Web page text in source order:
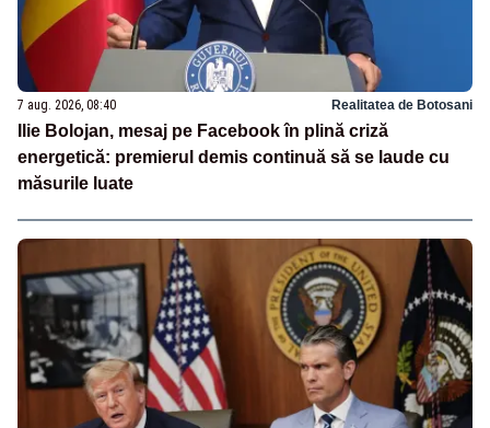
7 aug. 2026, 08:40 Realitatea de Botosani
Ilie Bolojan, mesaj pe Facebook în plină criză
energetică: premierul demis continuă să se laude cu
măsurile luate